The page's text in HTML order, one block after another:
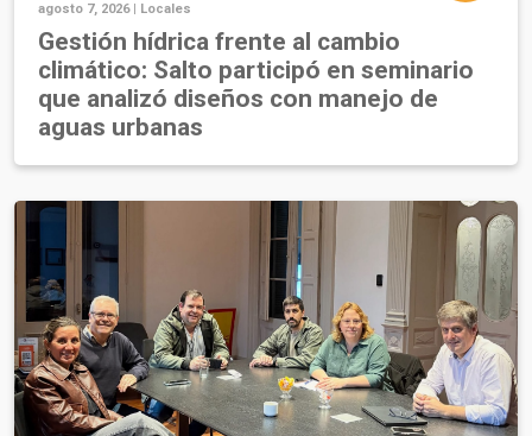
agosto 7, 2026 | Locales
Gestión hídrica frente al cambio
climático: Salto participó en seminario
que analizó diseños con manejo de
aguas urbanas